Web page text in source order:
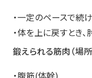
・一定のペースで続
・体を上に戻すとき
鍛えられる筋肉（場所